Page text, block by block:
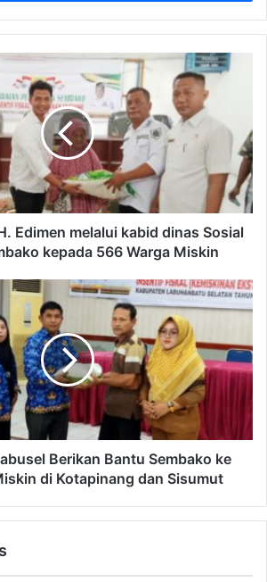
Edimen melalui kabid dinas Sosial
kepada 566 Warga Miskin
Berikan Bantu Sembako ke
di Kotapinang dan Sisumut